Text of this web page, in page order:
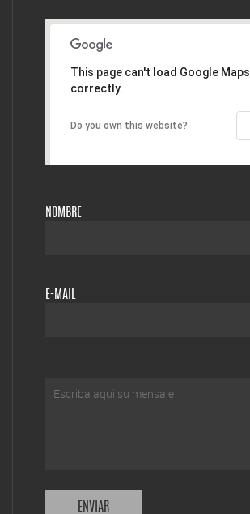
This page can't load Google Maps
correctly.
Do you own this website?
NOMBRE
E-MAIL